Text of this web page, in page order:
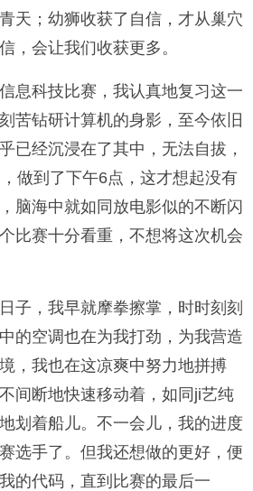
天；幼狮收获了自信，才从巢穴
会让我们收获更多。
息科技比赛，我认真地复习这一
苦钻研计算机的身影，至今依旧
已经沉浸在了其中，无法自拔，
做到了下午6点，这才想起没有
脑海中就如同放电影似的不断闪
比赛十分看重，不想将这次机会
子，我早就摩拳擦掌，时时刻刻
的空调也在为我打劲，为我营造
，我也在这凉爽中努力地拼搏
间断地快速移动着，如同ji艺纯
划着船儿。不一会儿，我的进度
选手了。但我还想做的更好，便
的代码，直到比赛的最后一